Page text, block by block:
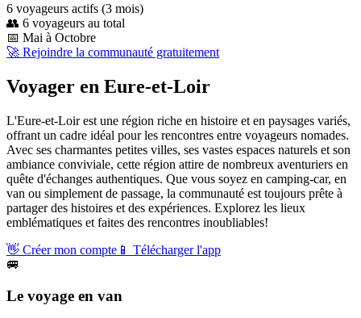
6 voyageurs actifs (3 mois)
👥 6 voyageurs au total
📅 Mai à Octobre
🚀 Rejoindre la communauté gratuitement
Voyager en Eure-et-Loir
L'Eure-et-Loir est une région riche en histoire et en paysages variés,
offrant un cadre idéal pour les rencontres entre voyageurs nomades.
Avec ses charmantes petites villes, ses vastes espaces naturels et son
ambiance conviviale, cette région attire de nombreux aventuriers en
quête d'échanges authentiques. Que vous soyez en camping-car, en
van ou simplement de passage, la communauté est toujours prête à
partager des histoires et des expériences. Explorez les lieux
emblématiques et faites des rencontres inoubliables!
👋 Créer mon compte 📱 Télécharger l'app
🚐
Le voyage en van